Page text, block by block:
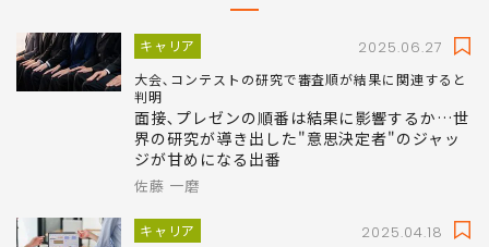
キャリア 2025.06.27
大会､コンテストの研究で審査順が結果に関連すると
判明
面接､プレゼンの順番は結果に影響するか…世
界の研究が導き出した"意思決定者"のジャッ
ジが甘めになる出番
佐藤 一磨
キャリア 2025.04.18